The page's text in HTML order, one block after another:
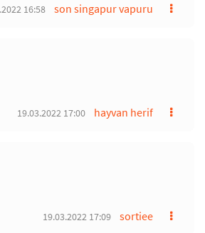
son singapur vapuru
16:58
hayvan herif
19.03.2022 17:00
sortiee
19.03.2022 17:09